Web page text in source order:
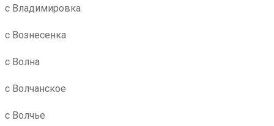
с Владимировка
с Вознесенка
с Волна
с Волчанское
с Волчье